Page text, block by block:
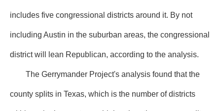
includes five congressional districts around it. By not
including Austin in the suburban areas, the congressional
district will lean Republican, according to the analysis.
The Gerrymander Project's analysis found that the
county splits in Texas, which is the number of districts